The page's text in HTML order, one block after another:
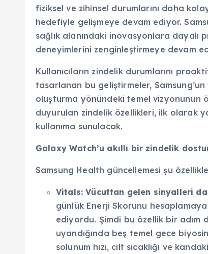
fiziksel ve zihinsel durumlarını daha
hedefiyle gelişmeye devam ediyor.
sağlık alanındaki inovasyonlara dayalı
deneyimlerini zenginleştirmeye devam
Kullanıcıların zindelik durumlarını
tasarlanan bu geliştirmeler,
oluşturma yönündeki temel vizyonunun
duyurulan zindelik özellikleri, ilk olarak
kullanıma sunulacak.
Galaxy Watch’u akıllı bir zindelik
Samsung Health güncellemesi şu
Vitals: Vücuttan gelen sinyalleri
günlük Enerji Skorunu
ediyordu. Şimdi bu özellik bir adım
uyandığında beş temel gece
solunum hızı, cilt sıcaklığı ve